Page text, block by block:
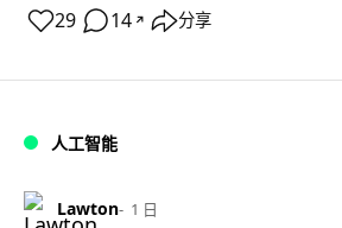
29 14 ↗ 分享
人工智能
Lawton 1 日